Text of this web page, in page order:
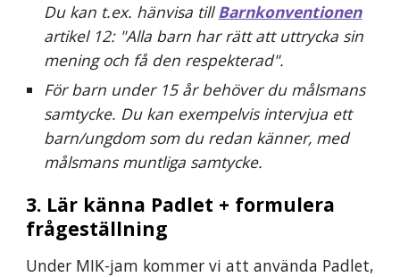
Du kan t.ex. hänvisa till Barnkonventionen
artikel 12: "Alla barn har rätt att uttrycka sin
mening och få den respekterad".
För barn under 15 år behöver du målsmans
samtycke. Du kan exempelvis intervjua ett
barn/ungdom som du redan känner, med
målsmans muntliga samtycke.
3. Lär känna Padlet + formulera
frågeställning
Under MIK-jam kommer vi att använda Padlet,